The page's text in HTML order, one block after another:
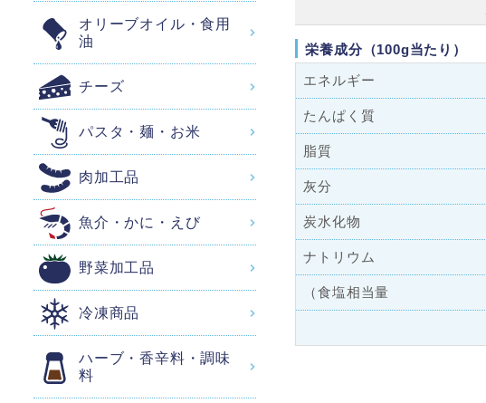
栄養成分（100g当たり）
エネルギー
たんぱく質
脂質
灰分
炭水化物
ナトリウム
（食塩相当量
オリーブオイル・食用
油
チーズ
パスタ・麺・お米
肉加工品
魚介・かに・えび
野菜加工品
冷凍商品
ハーブ・香辛料・調味
料